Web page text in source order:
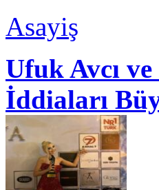
Asayiş
Ufuk Avcı
İddiaları